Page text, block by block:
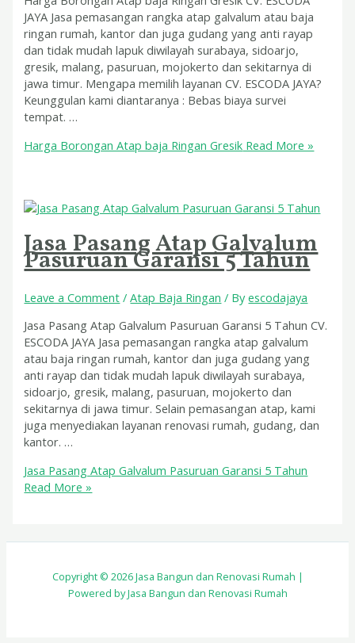
JAYA Jasa pemasangan rangka atap galvalum atau baja
ringan rumah, kantor dan juga gudang yang anti rayap
dan tidak mudah lapuk diwilayah surabaya, sidoarjo,
gresik, malang, pasuruan, mojokerto dan sekitarnya di
jawa timur. Mengapa memilih layanan CV. ESCODA JAYA?
Keunggulan kami diantaranya : Bebas biaya survei
tempat. …
Harga Borongan Atap baja Ringan Gresik Read More »
Jasa Pasang Atap Galvalum
Pasuruan Garansi 5 Tahun
Leave a Comment /Atap Baja Ringan / Byescodajaya
Jasa Pasang Atap Galvalum Pasuruan Garansi 5 Tahun CV.
ESCODA JAYA Jasa pemasangan rangka atap galvalum
atau baja ringan rumah, kantor dan juga gudang yang
anti rayap dan tidak mudah lapuk diwilayah surabaya,
sidoarjo, gresik, malang, pasuruan, mojokerto dan
sekitarnya di jawa timur. Selain pemasangan atap, kami
juga menyediakan layanan renovasi rumah, gudang, dan
kantor. …
Jasa Pasang Atap Galvalum Pasuruan Garansi 5 Tahun
Read More »
Copyright © 2026 Jasa Bangun dan Renovasi Rumah |
Powered by Jasa Bangun dan Renovasi Rumah